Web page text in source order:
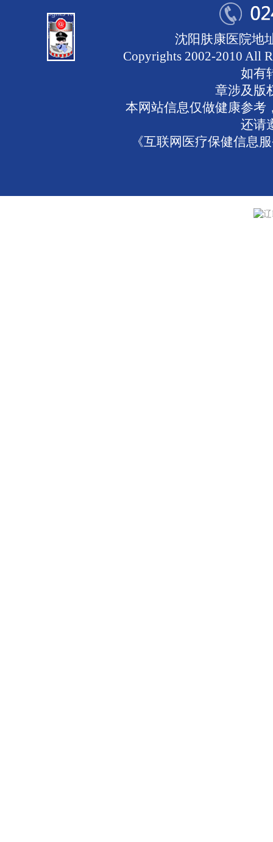
沈阳肤康医院地
Copyrights 2002-2010 All
如有
章涉及版
本网站信息仅做健康参考
还请
《互联网医疗保健信息
辽